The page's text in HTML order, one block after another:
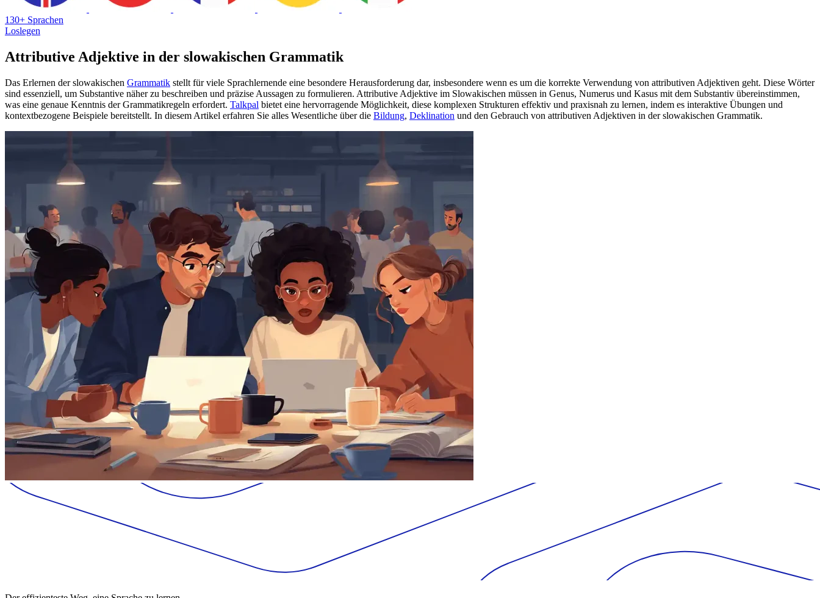
130+ Sprachen
Loslegen
Attributive Adjektive in der slowakischen Grammatik
Das Erlernen der slowakischen Grammatik stellt für viele Sprachlernende eine besondere Herausforderung dar, insbesondere wenn es um die korrekte Verwendung von attributiven Adjektiven geht. Diese Wörter
sind essenziell, um Substantive näher zu beschreiben und präzise Aussagen zu formulieren. Attributive Adjektive im Slowakischen müssen in Genus, Numerus und Kasus mit dem Substantiv übereinstimmen,
was eine genaue Kenntnis der Grammatikregeln erfordert. Talkpal bietet eine hervorragende Möglichkeit, diese komplexen Strukturen effektiv und praxisnah zu lernen, indem es interaktive Übungen und
kontextbezogene Beispiele bereitstellt. In diesem Artikel erfahren Sie alles Wesentliche über die Bildung, Deklination und den Gebrauch von attributiven Adjektiven in der slowakischen Grammatik.